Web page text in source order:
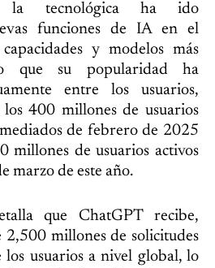
la tecnológica ha ido
funciones de IA en el
y modelos más
que su popularidad ha
entre los usuarios,
400 millones de usuarios
mediados de febrero de 2025
millones de usuarios activos
marzo de este año.
que ChatGPT recibe,
2,500 millones de solicitudes
usuarios a nivel global, lo